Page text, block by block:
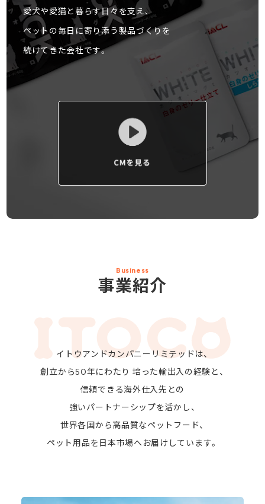
愛⽝や愛猫と暮らす⽇々を⽀え､
ペットの毎⽇に寄り添う製品づくりを
続けてきた会社です。
Business
事業紹介
イトウアンドカンパニーリミテッドは、
創立から50年にわたり 培った輸出入の経験と、
信頼できる海外仕入先との
強いパートナーシップを活かし、
世界各国から高品質なペットフード、
ペット用品を日本市場へお届けしています。